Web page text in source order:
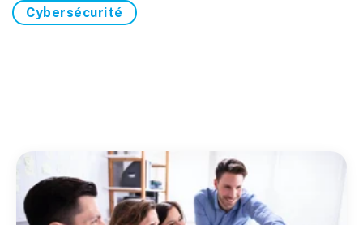
Cybersécurité